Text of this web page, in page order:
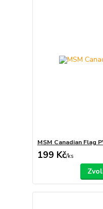
MSM Canadian Flag
199 Kč/ks